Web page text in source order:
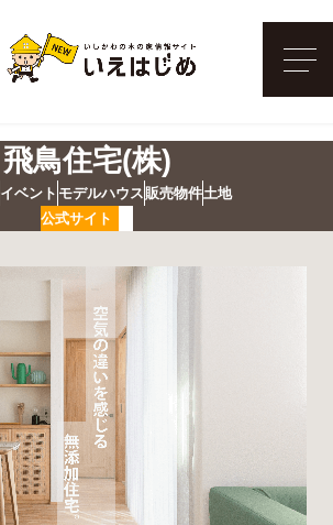
メ
飛鳥住宅(株)
イベント モデルハウス販売物件土地
公式サイト